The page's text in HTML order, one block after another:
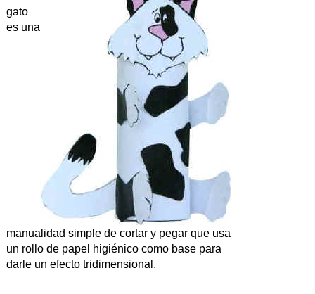
gato
es una
manualidad simple de cortar y pegar que usa
un rollo de papel higiénico como base para
darle un efecto tridimensional.